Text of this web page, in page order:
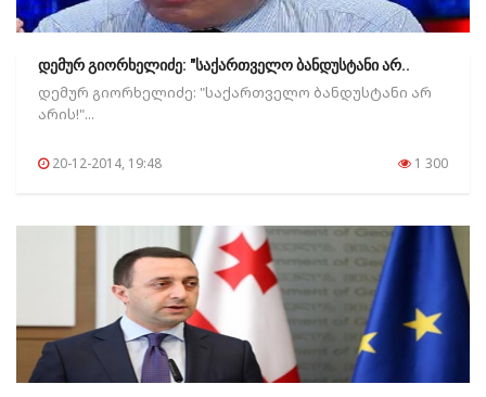
დემურ გიორხელიძე: "საქართველო ბანდუსტანი არ..
დემურ გიორხელიძე: "საქართველო ბანდუსტანი არ
არის!"...
20-12-2014, 19:48 1 300